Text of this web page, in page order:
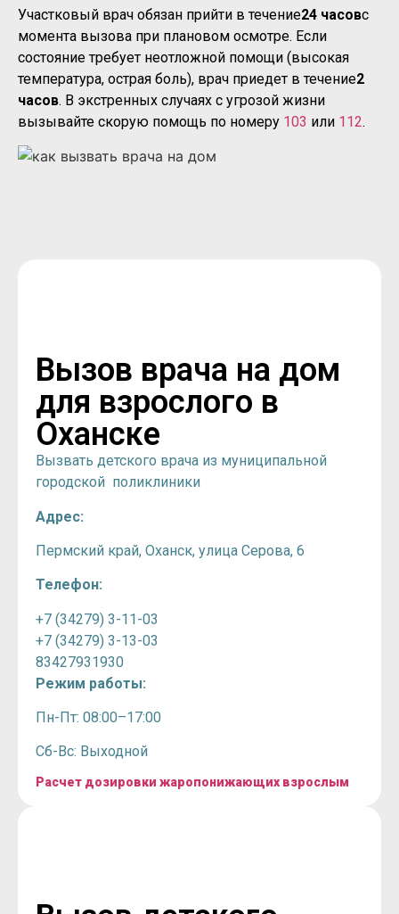
Участковый врач обязан прийти в течение24 часовс
момента вызова при плановом осмотре. Если
состояние требует неотложной помощи (высокая
температура, острая боль), врач приедет в течение2
часов. В экстренных случаях с угрозой жизни
вызывайте скорую помощь по номеру 103 или 112.
Вызов врача на дом
для взрослого в
Оханске
Вызвать детского врача из муниципальной
городской поликлиники
Адрес:
Пермский край, Оханск, улица Серова, 6
Телефон:
+7 (34279) 3-11-03
+7 (34279) 3-13-03
83427931930
Режим работы:
Пн-Пт: 08:00–17:00
Сб-Вс: Выходной
Расчет дозировки жаропонижающих взрослым